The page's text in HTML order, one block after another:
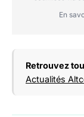
En
Retrouvez
Actualités